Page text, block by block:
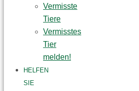
Vermisste
Tiere
Vermisstes
Tier
melden!
HELFEN
SIE